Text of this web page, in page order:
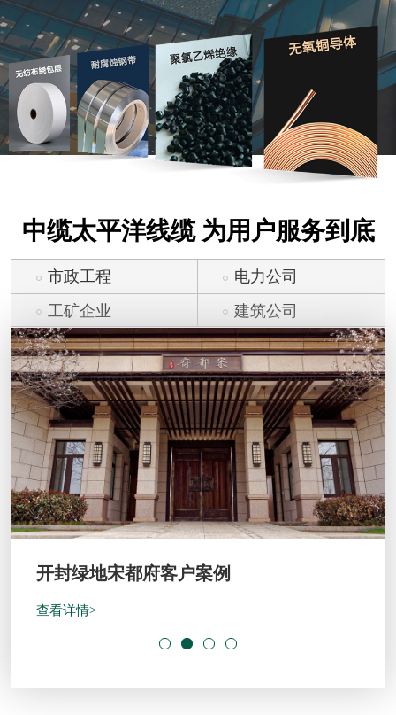
中缆太平洋线缆 为用户服务到底
市政工程
电力公司
工矿企业
建筑公司
开封绿地宋都府客户案例
查看详情>